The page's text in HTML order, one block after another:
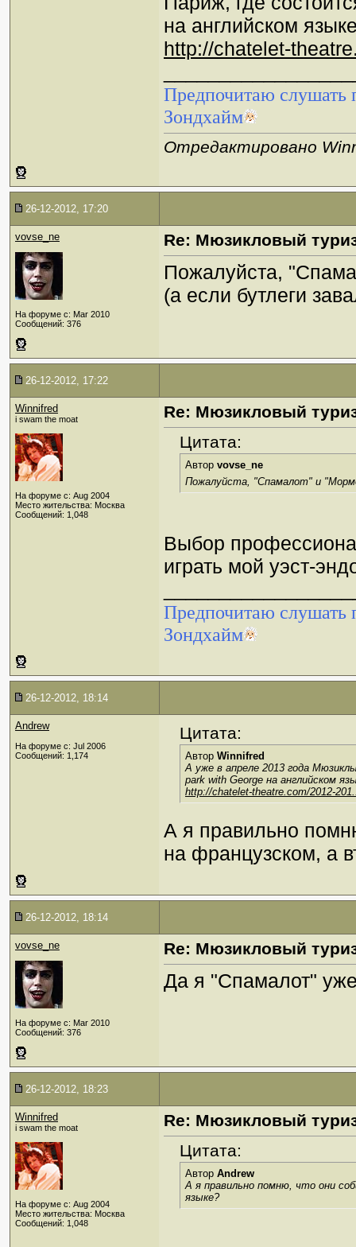
на английском
http://chatelet-
Предпочитаю слушать
Зондхайм
Отредактировано
26-12-2012, 17:20
vovse_ne
На форуме с: Mar 2010
Сообщений: 376
Re: Мюзикловый
Пожалуйста,
(а если бутлеги
26-12-2012, 17:22
Winnifred
i swam the moat
На форуме с: Aug 2004
Место жительства: Москва
Сообщений: 1,048
Re: Мюзикловый
Цитата:
Автор vovse_ne
Пожалуйста, "Спамалот" и
Выбор
играть мой уэст-
Предпочитаю слушать
Зондхайм
26-12-2012, 18:14
Andrew
На форуме с: Jul 2006
Сообщений: 1,174
Цитата:
Автор Winnifred
А уже в апреле 2013 года
park with George на английском
http://chatelet-theatre.com/2012-
А я правильно
на французском, а
26-12-2012, 18:14
vovse_ne
На форуме с: Mar 2010
Сообщений: 376
Re: Мюзикловый
Да я "Спамалот"
26-12-2012, 18:23
Winnifred
i swam the moat
На форуме с: Aug 2004
Место жительства: Москва
Сообщений: 1,048
Re: Мюзикловый
Цитата:
Автор Andrew
А я правильно помню, что они
языке?